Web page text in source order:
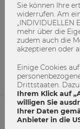
Was
CampusReporterin
Studierende
NETIQUETTE
Sie können Ihre
widerrufen. Am
„INDIVIDUELLEN
mehr über die
zudem auch die
akzeptieren oder
Einige Cookies
Drittstaaten. Dazu
Ihrem Klick auf
willigen Sie
Ihrer Daten
Anbieter in die